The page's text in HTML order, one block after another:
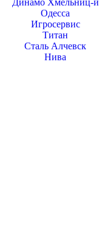
Одесса
Игросервис
Титан
Сталь Алчевск
Нива